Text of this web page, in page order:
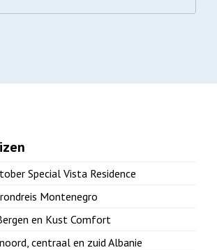
Special Vista Residence
Montenegro
en Kust Comfort
centraal en zuid Albanie